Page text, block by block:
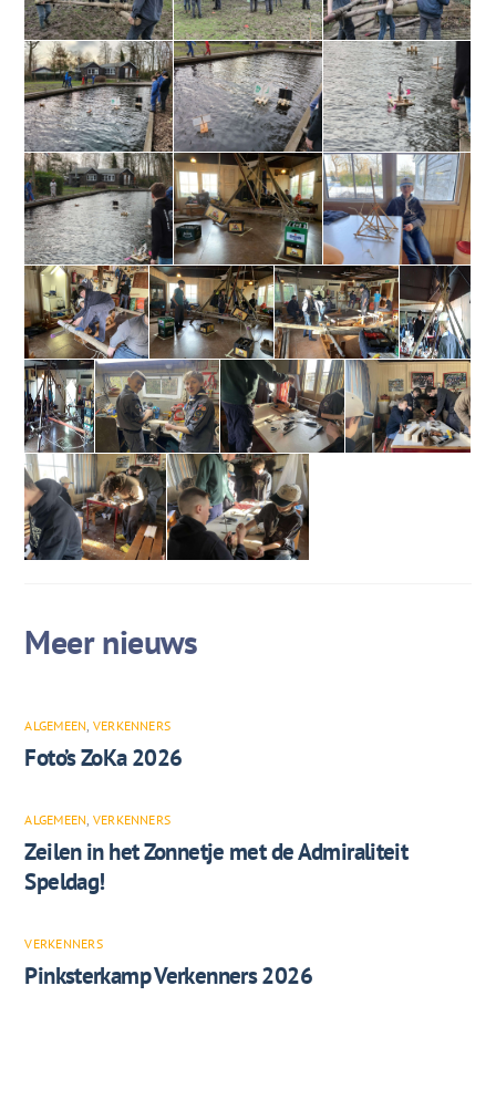
ALGEMEEN, VERKENNERS
Foto’s ZoKa 2026
ALGEMEEN, VERKENNERS
Zeilen in het Zonnetje met de Admiraliteit
Speldag!
VERKENNERS
Pinksterkamp Verkenners 2026